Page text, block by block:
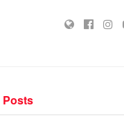
Posts